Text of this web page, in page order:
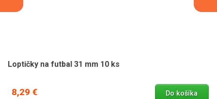
Loptičky na futbal 31 mm 10 ks
8,29 € Do košíka